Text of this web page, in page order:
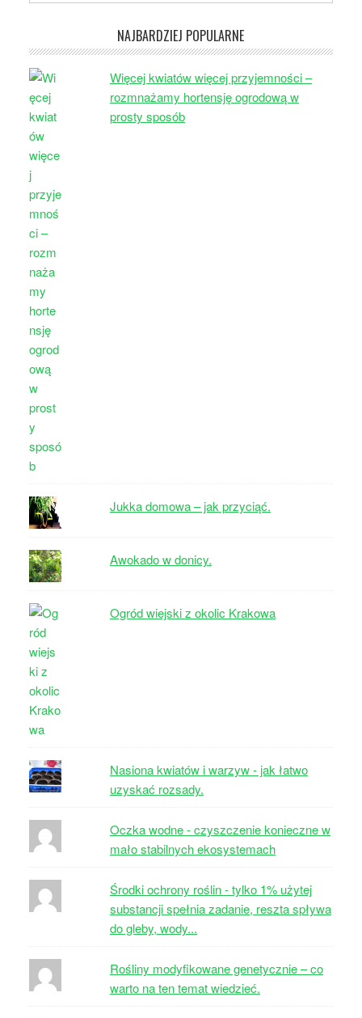
NAJBARDZIEJ POPULARNE
Więcej kwiatów więcej przyjemności –
rozmnażamy hortensję ogrodową w
prosty sposób
Jukka domowa – jak przyciąć.
Awokado w donicy.
Ogród wiejski z okolic Krakowa
Nasiona kwiatów i warzyw - jak łatwo
uzyskać rozsady.
Oczka wodne - czyszczenie konieczne w
mało stabilnych ekosystemach
Środki ochrony roślin - tylko 1% użytej
substancji spełnia zadanie, reszta spływa
do gleby, wody...
Rośliny modyfikowane genetycznie – co
warto na ten temat wiedzieć.